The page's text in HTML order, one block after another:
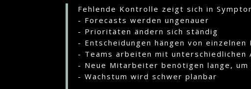
Fehlende Kontrolle zeigt sich in
- Forecasts werden ungenauer
- Prioritäten ändern sich ständig
- Entscheidungen hängen von einzelnen
- Teams arbeiten mit unterschiedlichen
- Neue Mitarbeiter benötigen lange,
- Wachstum wird schwer planbar